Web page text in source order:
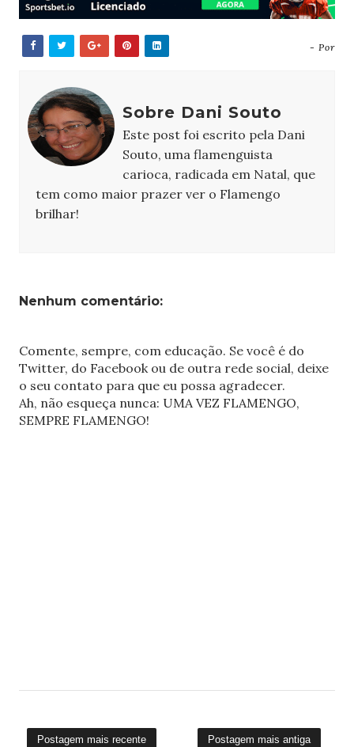
- Por
Sobre Dani Souto
Este post foi escrito pela Dani
Souto, uma flamenguista
carioca, radicada em Natal, que
tem como maior prazer ver o Flamengo
brilhar!
Nenhum comentário:
Comente, sempre, com educação. Se você é do
Twitter, do Facebook ou de outra rede social, deixe
o seu contato para que eu possa agradecer.
Ah, não esqueça nunca: UMA VEZ FLAMENGO,
SEMPRE FLAMENGO!
Postagem mais recente Postagem mais antiga